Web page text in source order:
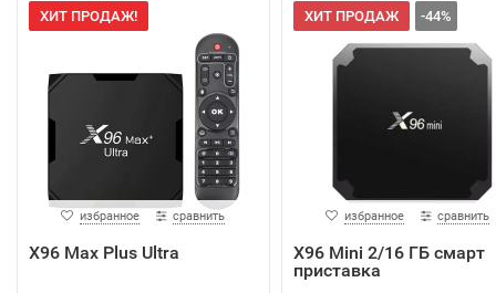
ХИТ ПРОДАЖ!
избранное сравнить
X96 Max Plus Ultra
ХИТ ПРОДАЖ -44%
избранное сравнить
X96 Mini 2/16 ГБ смарт
приставка